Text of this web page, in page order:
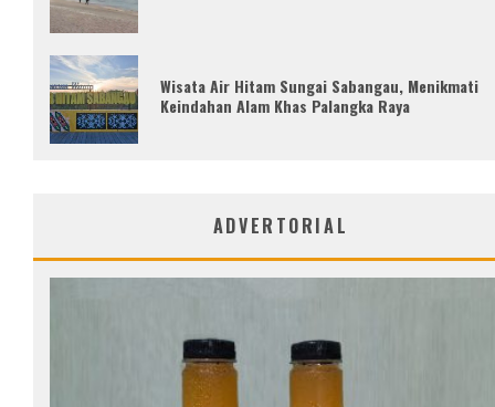
Wisata Air Hitam Sungai Sabangau, Menikmati
Keindahan Alam Khas Palangka Raya
ADVERTORIAL